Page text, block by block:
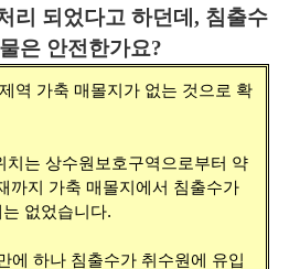
리 되었다고 하던데, 침출수
은 안전한가요?
역 가축 매몰지가 없는 것으로 확
치는 상수원보호구역으로부터 약
까지 가축 매몰지에서 침출수가
없었습니다.
에 하나 침출수가 취수원에 유입